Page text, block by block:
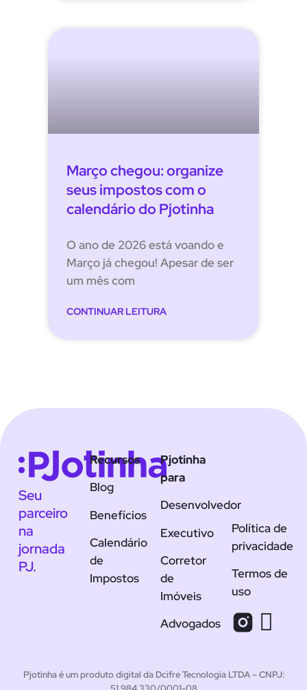
Março chegou: organize
seus impostos com o
calendário do Pjotinha
O ano de 2026 está voando e
Março já chegou! Apesar de ser
um mês com
CONTINUAR LEITURA
Seu
parceiro
na
jornada
PJ.
Recursos
Blog
Benefícios
Calendário
de
Impostos
Pjotinha
para
Desenvolvedor
Executivo
Corretor
de
Imóveis
Advogados
Política de
privacidade
Termos de
uso
Pjotinha é um produto digital da Dcifre Tecnologia LTDA – CNPJ: